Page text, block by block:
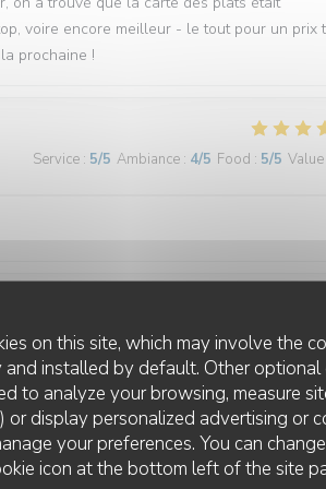
on this site, which may involve the
installed by default. Other optional
to analyze your browsing, measure
display personalized advertising or
your preferences. You can
icon at the bottom left of the site
voire encore meilleur - le tout pour un prix
prochaine !
Service : 5/5 Ambiance : 4/5 Food : 5/5 Value
Service: 4/5 Ambiance: 4/5 Food: 5/5 Value